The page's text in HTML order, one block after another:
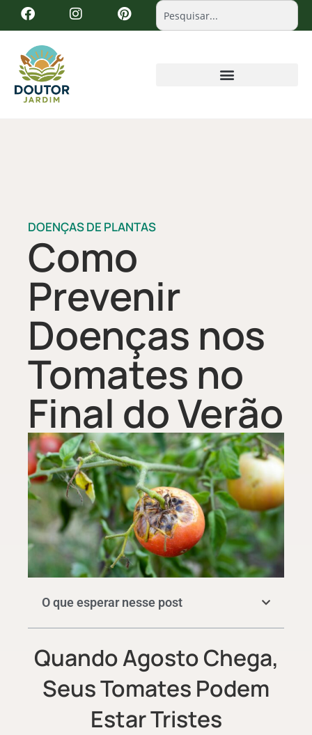
DOENÇAS DE PLANTAS
Como
Prevenir
Doenças nos
Tomates no
Final do Verão
O que esperar nesse post
Quando Agosto Chega,
Seus Tomates Podem
Estar Tristes